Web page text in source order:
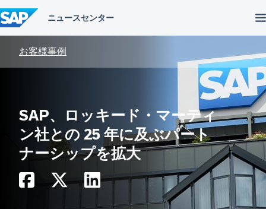
ン
テ
ン
お客様事例
SAP、ロッキード・マーティ
ン社との 25 年に及ぶパート
ナーシップを拡大